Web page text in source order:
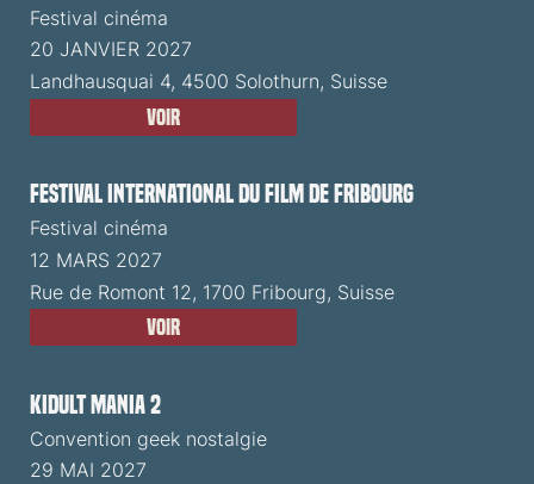
Festival cinéma
20 JANVIER 2027
Landhausquai 4, 4500 Solothurn, Suisse
Voir
Festival International du Film de Fribourg
Festival cinéma
12 MARS 2027
Rue de Romont 12, 1700 Fribourg, Suisse
Voir
Kidult Mania 2
Convention geek nostalgie
29 MAI 2027